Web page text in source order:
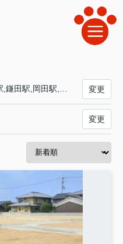
変更
変更